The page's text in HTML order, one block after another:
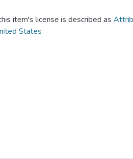
item's license is described as
States